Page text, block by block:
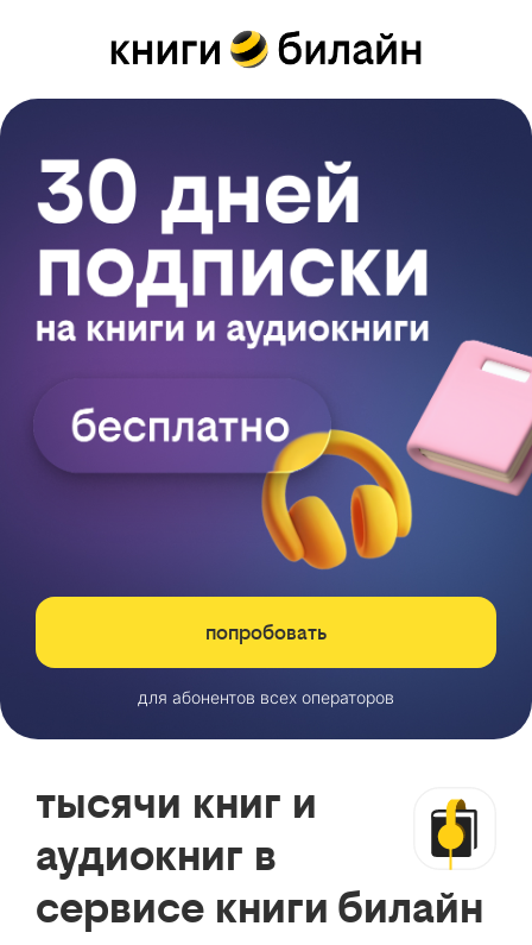
попробовать
для абонентов всех операторов
тысячи книг и
аудиокниг в
сервисе книги билайн